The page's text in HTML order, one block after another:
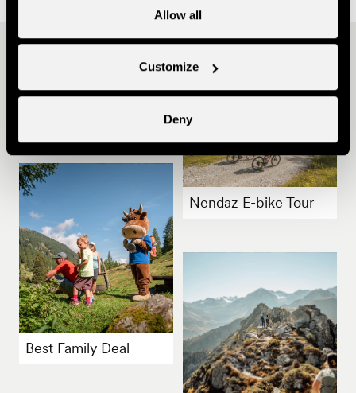
Allow all
Customize
Deny
Nendaz E-bike Tour
Best Family Deal